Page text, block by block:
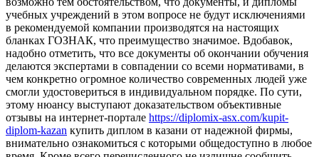
учебных учреждений в этом вопросе не будут исключениями
в рекомендуемой компании производятся на настоящих
бланках ГОЗНАК, что преимущество значимое. Вдобавок,
надобно отметить, что все документы об окончании обучения
делаются экспертами в совпадении со всеми нормативами, в
чем конкретно огромное количество современных людей уже
смогли удостовериться в индивидуальном порядке. По сути,
этому нюансу выступают доказательством объективные
отзывы на интернет-портале https://diplomix-asx.com/kupit-
diplom-kazan купить диплом в казани от надежной фирмы,
внимательно ознакомиться с которыми общедоступно в любое